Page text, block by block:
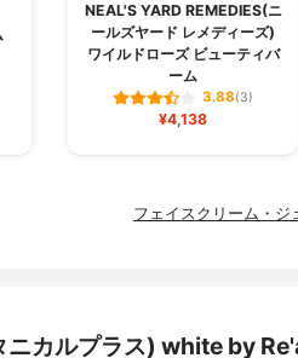
NEAL'S YARD REMEDIES(ニ
ールズヤード レメディーズ)
ワイルドローズ ビューティバ
ーム
3.88(3)
¥4,138
フェイスクリーム・ジ
カルプラス) white by